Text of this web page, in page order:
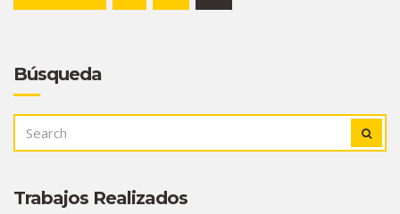
Búsqueda
FOR:
Trabajos Realizados